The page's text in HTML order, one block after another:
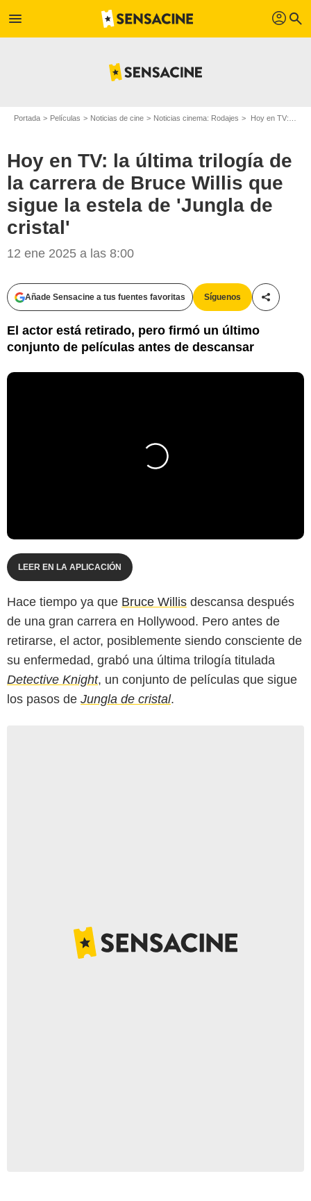
menu profil search
Portada Películas Noticias de cine Noticias cinema: Rodajes Hoy en TV: la última trilogía de la carrera de Bruce Willis que sigue la estela de 'Jungla de cristal'
Hoy en TV: la última trilogía de
la carrera de Bruce Willis que
sigue la estela de 'Jungla de
cristal'
12 ene 2025 a las 8:00
Añade Sensacine a tus fuentes favoritas Síguenos
El actor está retirado, pero firmó un último
conjunto de películas antes de descansar
LEER EN LA APLICACIÓN
Hace tiempo ya que Bruce Willis descansa después
de una gran carrera en Hollywood. Pero antes de
retirarse, el actor, posiblemente siendo consciente de
su enfermedad, grabó una última trilogía titulada
Detective Knight, un conjunto de películas que sigue
los pasos de Jungla de cristal.